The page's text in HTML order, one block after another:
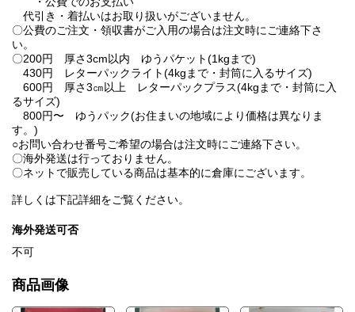
代引き・着払いはお取り扱いがございません。
〇公費のご注文・領収書がご入用の場合は注文時にご連絡下さ
い。
〇200円 厚さ3cm以内 ゆうパケット(1kgまで)
430円 レターパックライト(4kgまで・封筒に入るサイズ)
600円 厚さ3㎝以上 レターパックプラス(4kgまで・封筒に入
るサイズ)
800円〜 ゆうパック(お住まいの地域により価格は異なりま
す。)
○お問い合わせ番号ご希望の場合は注文時にご連絡下さい。
〇海外発送は行っておりません。
〇ネットで販売している商品は基本的に倉庫にございます。
詳しくは下記詳細をご覧ください。
海外発送可否
不可
商品画像